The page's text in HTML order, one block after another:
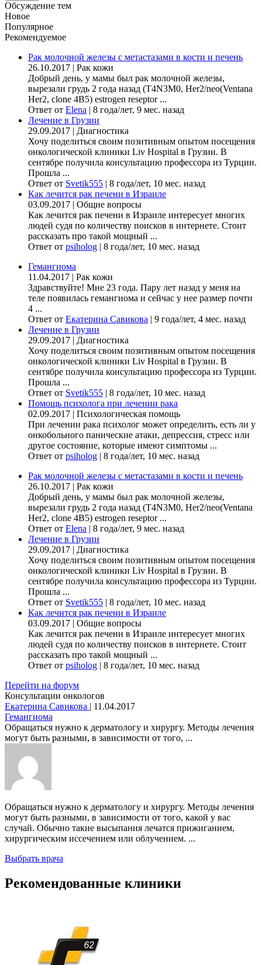
Обсуждение тем
Новое
Популярное
Рекомендуемое
Рак молочной железы с метастазами в кости и печень
26.10.2017 | Рак кожи
Добрый день, у мамы был рак молочной железы,
вырезали грудь 2 года назад (Т4N3M0, Her2/neo(Ventana
Her2, clone 4B5) estrogen reseptor ...
Ответ от Elena | 8 года/лет, 9 мес. назад
Лечение в Грузии
29.09.2017 | Диагностика
Хочу поделиться своим позитивным опытом посещения
онкологической клиники Liv Hospital в Грузии. В
сентябре получила консультацию профессора из Турции.
Прошла ...
Ответ от Svetik555 | 8 года/лет, 10 мес. назад
Как лечится рак печени в Израиле
03.09.2017 | Общие вопросы
Как лечится рак печени в Израиле интересует многих
людей судя по количеству поисков в интернете. Стоит
рассказать про такой мощный ...
Ответ от psiholog | 8 года/лет, 10 мес. назад
Гемангиома
11.04.2017 | Рак кожи
Здравствуйте! Мне 23 года. Пару лет назад у меня на
теле появилась гемангиома и сейчас у нее размер почти
4 ...
Ответ от Екатерина Савикова | 9 года/лет, 4 мес. назад
Лечение в Грузии
29.09.2017 | Диагностика
Хочу поделиться своим позитивным опытом посещения
онкологической клиники Liv Hospital в Грузии. В
сентябре получила консультацию профессора из Турции.
Прошла ...
Ответ от Svetik555 | 8 года/лет, 10 мес. назад
Помощь психолога при лечении рака
02.09.2017 | Психологическая помощь
При лечении рака психолог может определить, есть ли у
онкобольного панические атаки, депрессия, стресс или
другое состояние, которые имеют симптомы ...
Ответ от psiholog | 8 года/лет, 10 мес. назад
Рак молочной железы с метастазами в кости и печень
26.10.2017 | Рак кожи
Добрый день, у мамы был рак молочной железы,
вырезали грудь 2 года назад (Т4N3M0, Her2/neo(Ventana
Her2, clone 4B5) estrogen reseptor ...
Ответ от Elena | 8 года/лет, 9 мес. назад
Лечение в Грузии
29.09.2017 | Диагностика
Хочу поделиться своим позитивным опытом посещения
онкологической клиники Liv Hospital в Грузии. В
сентябре получила консультацию профессора из Турции.
Прошла ...
Ответ от Svetik555 | 8 года/лет, 10 мес. назад
Как лечится рак печени в Израиле
03.09.2017 | Общие вопросы
Как лечится рак печени в Израиле интересует многих
людей судя по количеству поисков в интернете. Стоит
рассказать про такой мощный ...
Ответ от psiholog | 8 года/лет, 10 мес. назад
Перейти на форум
Консультации онкологов
Екатерина Савикова | 11.04.2017
Гемангиома
Обращаться нужно к дерматологу и хирургу. Методы лечения
могут быть разными, в зависимости от того, ...
Обращаться нужно к дерматологу и хирургу. Методы лечения
могут быть разными, в зависимости от того, какой у вас
случай. Обычно такие высыпания лечатся прижиганием,
хирургическим иссечением или облучением. ...
Выбрать врача
Рекомендованные клиники